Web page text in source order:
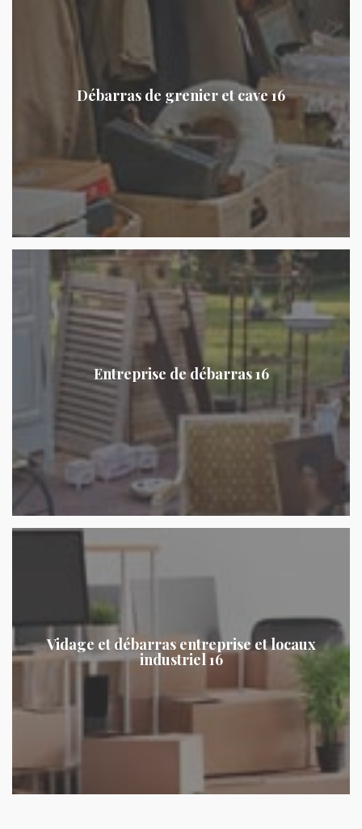
Débarras de grenier et cave 16
Entreprise de débarras 16
Vidage et débarras entreprise et locaux
industriel 16